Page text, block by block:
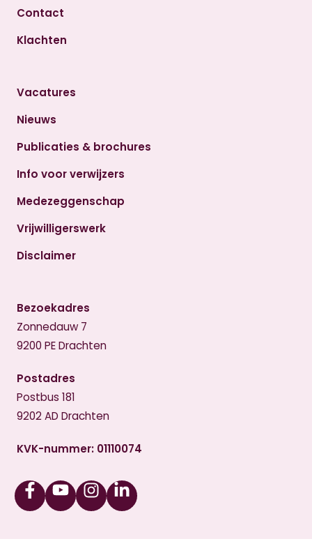
Contact
Klachten
Vacatures
Nieuws
Publicaties & brochures
Info voor verwijzers
Medezeggenschap
Vrijwilligerswerk
Disclaimer
Bezoekadres
Zonnedauw 7
9200 PE Drachten
Postadres
Postbus 181
9202 AD Drachten
KVK-nummer: 01110074
FacebookYoutubeInstagramLinkedin